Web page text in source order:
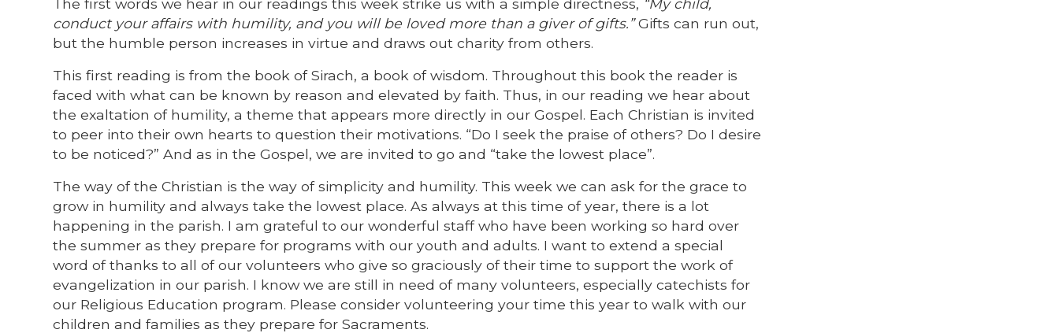
The first words we hear in our readings this week strike us with a simple directness, “My child,
conduct your affairs with humility, and you will be loved more than a giver of gifts.”Gifts can run out,
but the humble person increases in virtue and draws out charity from others.
This first reading is from the book of Sirach, a book of wisdom. Throughout this book the reader is
faced with what can be known by reason and elevated by faith. Thus, in our reading we hear about
the exaltation of humility, a theme that appears more directly in our Gospel. Each Christian is invited
to peer into their own hearts to question their motivations. “Do I seek the praise of others? Do I desire
to be noticed?” And as in the Gospel, we are invited to go and “take the lowest place”.
The way of the Christian is the way of simplicity and humility. This week we can ask for the grace to
grow in humility and always take the lowest place. As always at this time of year, there is a lot
happening in the parish. I am grateful to our wonderful staff who have been working so hard over
the summer as they prepare for programs with our youth and adults. I want to extend a special
word of thanks to all of our volunteers who give so graciously of their time to support the work of
evangelization in our parish. I know we are still in need of many volunteers, especially catechists for
our Religious Education program. Please consider volunteering your time this year to walk with our
children and families as they prepare for Sacraments.